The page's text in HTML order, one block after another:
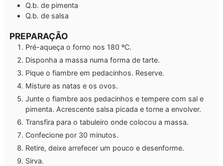
Q.b. de pimenta
Q.b. de salsa
PREPARAÇÃO
Pré-aqueça o forno nos 180 ºC.
Disponha a massa numa forma de tarte.
Pique o fiambre em pedacinhos. Reserve.
Misture as natas e os ovos.
Junte o fiambre aos pedacinhos e tempere com sal e
pimenta. Acrescente salsa picada e torne a envolver.
Transfira para o tabuleiro onde colocou a massa.
Confecione por 30 minutos.
Retire, deixe arrefecer um pouco e desenforme.
Sirva.